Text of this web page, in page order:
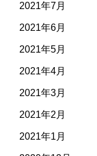
2021年7月
2021年6月
2021年5月
2021年4月
2021年3月
2021年2月
2021年1月